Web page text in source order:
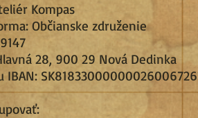
Kompas
Občianske združenie
28, 900 29 Nová Dedinka
IBAN: